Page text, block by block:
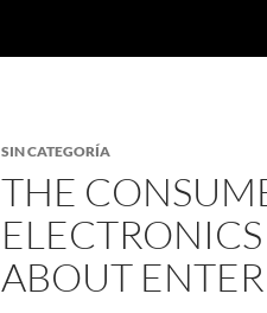
SIN CATEGORÍA
THE
ABOUT